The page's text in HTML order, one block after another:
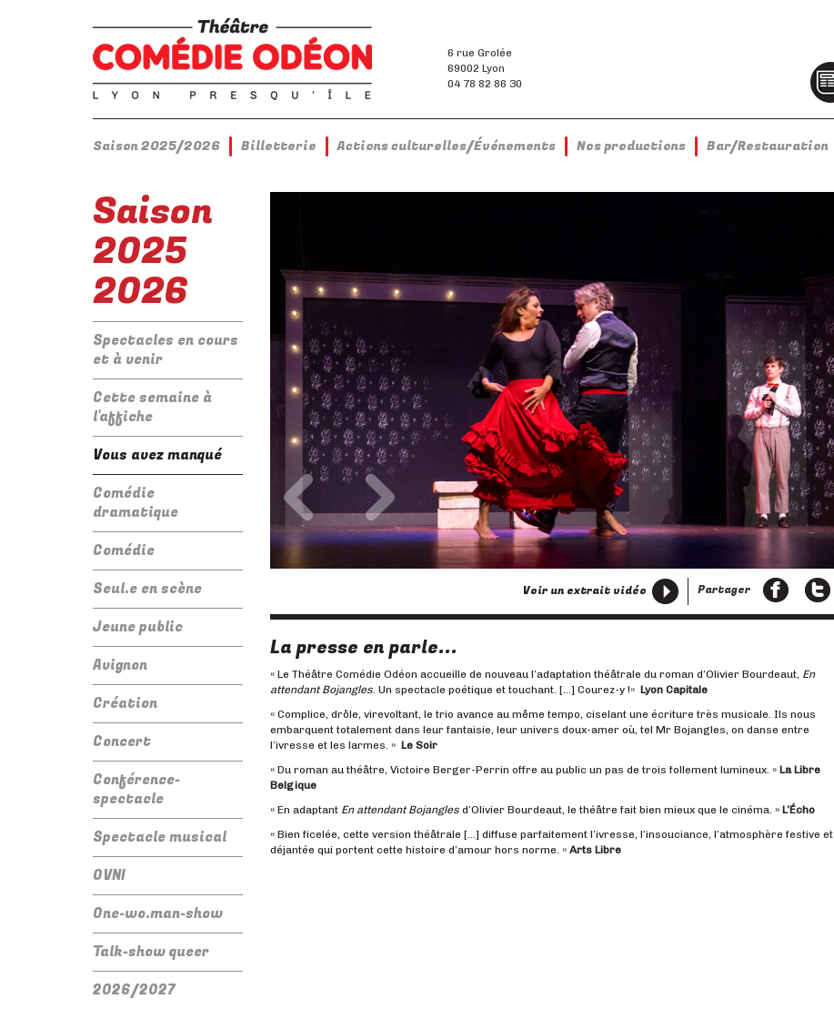
6 rue Grolée
69002 Lyon
04 78 82 86 30
Saison 2025/2026 Billetterie Actions culturelles/Événements Nos productions Bar/Restauration
Saison
2025
2026
Spectacles en cours
et à venir
Cette semaine à
l'affiche
Vous avez manqué
Comédie
dramatique
Comédie
Seul.e en scène
Jeune public
Avignon
Création
Concert
Conférence-
spectacle
Spectacle musical
OVNI
One-wo.man-show
Talk-show queer
2026/2027
PrécédentSuivant
Partager
Voir un extrait vidéo
La presse en parle...
« Le Théâtre Comédie Odéon accueille de nouveau l’adaptation théâtrale du roman d’Olivier Bourdeaut, En
attendant Bojangles . Un spectacle poétique et touchant. […] Courez-y !» Lyon Capitale
« Complice, drôle, virevoltant, le trio avance au même tempo, ciselant une écriture très musicale. Ils nous
embarquent totalement dans leur fantaisie, leur univers doux­-amer où, tel Mr Bojangles, on danse entre
l’ivresse et les larmes. » Le Soir
« Du roman au théâtre, Victoire Berger-Perrin offre au public un pas de trois follement lumineux. » La Libre
Belgique
« En adaptant En attendant Bojangles d’Olivier Bourdeaut, le théâtre fait bien mieux que le cinéma. » L’Écho
« Bien ficelée, cette version théâtrale […] diffuse parfaitement l’ivresse, l’insouciance, l’atmosphère festive et
déjantée qui portent cette histoire d’amour hors norme. » Arts Libre